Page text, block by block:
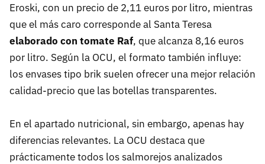
Eroski, con un precio de 2,11 euros por litro, mientras
que el más caro corresponde al Santa Teresa
elaborado con tomate Raf, que alcanza 8,16 euros
por litro. Según la OCU, el formato también influye:
los envases tipo brik suelen ofrecer una mejor relación
calidad-precio que las botellas transparentes.
En el apartado nutricional, sin embargo, apenas hay
diferencias relevantes. La OCU destaca que
prácticamente todos los salmorejos analizados